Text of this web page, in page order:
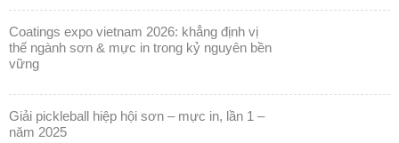
coatings expo vietnam 2026: khẳng định vị
thế ngành sơn & mực in trong kỷ nguyên bền
vững
giải pickleball hiệp hội sơn – mực in, lần 1 –
năm 2025